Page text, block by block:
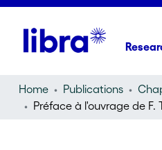
Home Publications